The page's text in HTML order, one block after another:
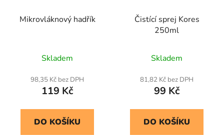
Mikrovláknový hadřík
Skladem
98,35 Kč bez DPH
119 Kč
DO KOŠÍKU
Čistící sprej Kores
250ml
Skladem
81,82 Kč bez DPH
99 Kč
DO KOŠÍKU